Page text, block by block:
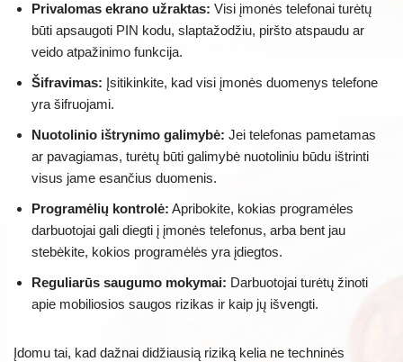
Privalomas ekrano užraktas: Visi įmonės telefonai turėtų
būti apsaugoti PIN kodu, slaptažodžiu, piršto atspaudu ar
veido atpažinimo funkcija.
Šifravimas: Įsitikinkite, kad visi įmonės duomenys telefone
yra šifruojami.
Nuotolinio ištrynimo galimybė: Jei telefonas pametamas
ar pavagiamas, turėtų būti galimybė nuotoliniu būdu ištrinti
visus jame esančius duomenis.
Programėlių kontrolė: Apribokite, kokias programėles
darbuotojai gali diegti į įmonės telefonus, arba bent jau
stebėkite, kokios programėlės yra įdiegtos.
Reguliarūs saugumo mokymai: Darbuotojai turėtų žinoti
apie mobiliosios saugos rizikas ir kaip jų išvengti.
Įdomu tai, kad dažnai didžiausią riziką kelia ne techninės